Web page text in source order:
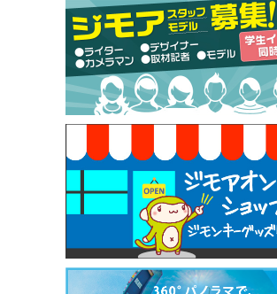
【ジモア限定特典①】まつ毛カ
50円（Premiere（プルミエール
[有効期限]2026年9月30日
焼き餃子 一皿サービス（餃子酒
早稲田店）
[有効期限]2026年9月30日